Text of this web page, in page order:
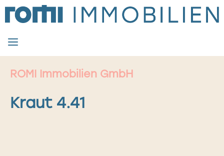
Zum
Inhalt
springen
MENÜ
ROMI Immobilien GmbH
Kraut 4.41